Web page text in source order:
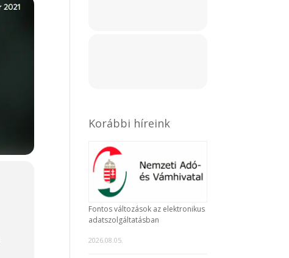
Korábbi híreink
Fontos változások az elektronikus
adatszolgáltatásban
2026.08.05.